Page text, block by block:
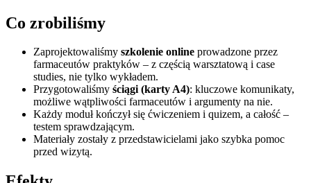
Co zrobiliśmy
Zaprojektowaliśmy szkolenie online prowadzone przez
farmaceutów praktyków – z częścią warsztatową i case
studies, nie tylko wykładem.
Przygotowaliśmy ściągi (karty A4): kluczowe komunikaty,
możliwe wątpliwości farmaceutów i argumenty na nie.
Każdy moduł kończył się ćwiczeniem i quizem, a całość –
testem sprawdzającym.
Materiały zostały z przedstawicielami jako szybka pomoc
przed wizytą.